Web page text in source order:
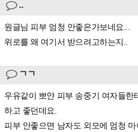
..
원글님 피부 엄청 안좋은가보네요...
위로를 왜 여기서 받으려고하는지..
ㄱㄱ
우유같이 뽀얀 피부 송중기 여자들한
하고 좋던데요.
피부 안좋으면 남자도 외모에 엄청